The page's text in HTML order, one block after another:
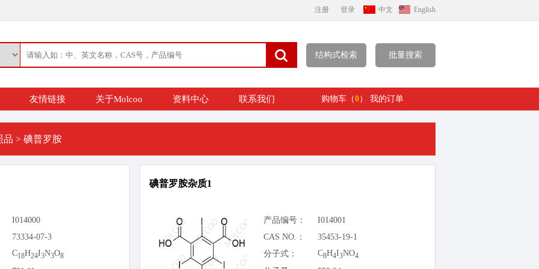
注册 登录 中文 English
结构式检索 批量搜索
友情链接 关于Molcoo 资料中心 联系我们 购物车（0） 我的订单
品 > 碘普罗胺
I014000
73334-07-3
C18H24I3N3O8
碘普罗胺杂质1
产品编号：
I014001
CAS NO.：
35453-19-1
分子式：
C8H4I3NO4